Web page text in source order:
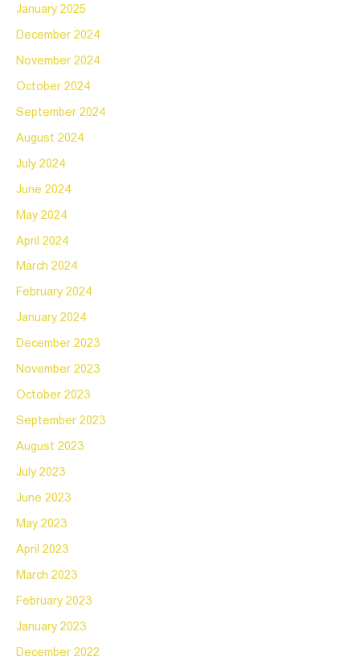
January 2025
December 2024
November 2024
October 2024
September 2024
August 2024
July 2024
June 2024
May 2024
April 2024
March 2024
February 2024
January 2024
December 2023
November 2023
October 2023
September 2023
August 2023
July 2023
June 2023
May 2023
April 2023
March 2023
February 2023
January 2023
December 2022